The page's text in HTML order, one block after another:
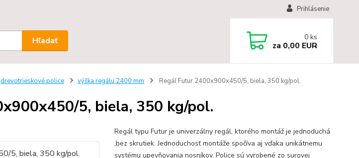
Prihlásenie
Hľadať 0 ks
za 0,00 EUR
drevotrieskové police výška regálu 2400 mm Regál Futur 2400x900x450/5, biela, 350 kg/pol.
5, biela, 350 kg/pol.
Regál typu Futur je univerzálny regál, ktorého montáž je jednoduchá
,bez skrutiek. Jednoduchosť montáže spočíva aj vďaka unikátnemu
systému upevňovania nosníkov. Police sú vyrobené zo surovej